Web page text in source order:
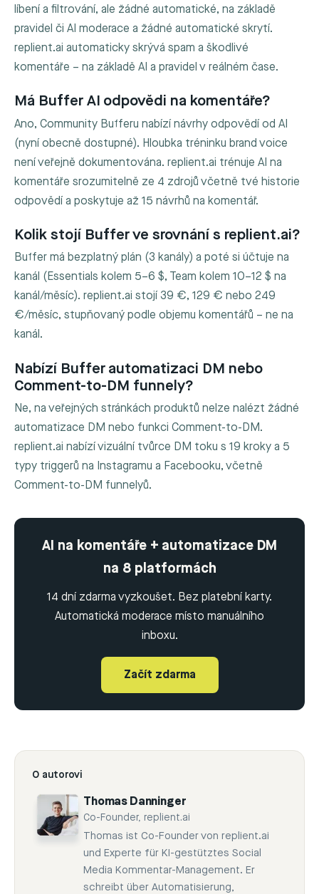
líbení a filtrování, ale žádné automatické, na základě
pravidel či AI moderace a žádné automatické skrytí.
replient.ai automaticky skrývá spam a škodlivé
komentáře – na základě AI a pravidel v reálném čase.
Má Buffer AI odpovědi na komentáře?
Ano, Community Bufferu nabízí návrhy odpovědí od AI
(nyní obecně dostupné). Hloubka tréninku brand voice
není veřejně dokumentována. replient.ai trénuje AI na
komentáře srozumitelně ze 4 zdrojů včetně tvé historie
odpovědí a poskytuje až 15 návrhů na komentář.
Kolik stojí Buffer ve srovnání s replient.ai?
Buffer má bezplatný plán (3 kanály) a poté si účtuje na
kanál (Essentials kolem 5–6 $, Team kolem 10–12 $ na
kanál/měsíc). replient.ai stojí 39 €, 129 € nebo 249
€/měsíc, stupňovaný podle objemu komentářů – ne na
kanál.
Nabízí Buffer automatizaci DM nebo
Comment-to-DM funnely?
Ne, na veřejných stránkách produktů nelze nalézt žádné
automatizace DM nebo funkci Comment-to-DM.
replient.ai nabízí vizuální tvůrce DM toku s 19 kroky a 5
typy triggerů na Instagramu a Facebooku, včetně
Comment-to-DM funnelyů.
AI na komentáře + automatizace DM
na 8 platformách
14 dní zdarma vyzkoušet. Bez platební karty.
Automatická moderace místo manuálního
inboxu.
Začít zdarma
O autorovi
Thomas Danninger
Co-Founder, replient.ai
Thomas ist Co-Founder von replient.ai
und Experte für KI-gestütztes Social
Media Kommentar-Management. Er
schreibt über Automatisierung,